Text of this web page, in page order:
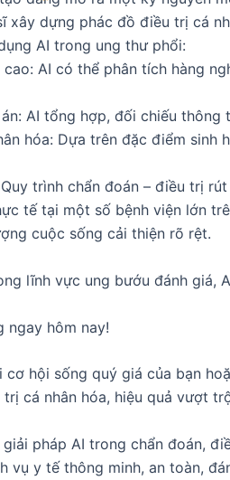
xây dựng phác đồ điều trị cá
AI trong ung thư phổi:
cao: AI có thể phân tích hàng
AI tổng hợp, đối chiếu
hóa: Dựa trên đặc điểm
trình chẩn đoán – điều trị
tế tại một số bệnh viện lớn
cuộc sống cải thiện rõ rệt.
lĩnh vực ung bướu đánh giá,
ngay hôm nay!
hội sống quý giá của bạn
cá nhân hóa, hiệu quả vượt
pháp AI trong chẩn đoán,
vụ y tế thông minh, an toàn,